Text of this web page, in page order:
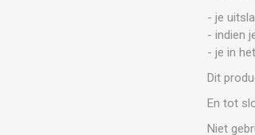
- je
- indien
- je in
Dit
En tot
Niet